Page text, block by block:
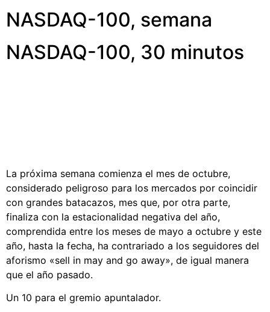
NASDAQ-100, semana
NASDAQ-100, 30 minutos
La próxima semana comienza el mes de octubre,
considerado peligroso para los mercados por coincidir
con grandes batacazos, mes que, por otra parte,
finaliza con la estacionalidad negativa del año,
comprendida entre los meses de mayo a octubre y este
año, hasta la fecha, ha contrariado a los seguidores del
aforismo «sell in may and go away», de igual manera
que el año pasado.
Un 10 para el gremio apuntalador.